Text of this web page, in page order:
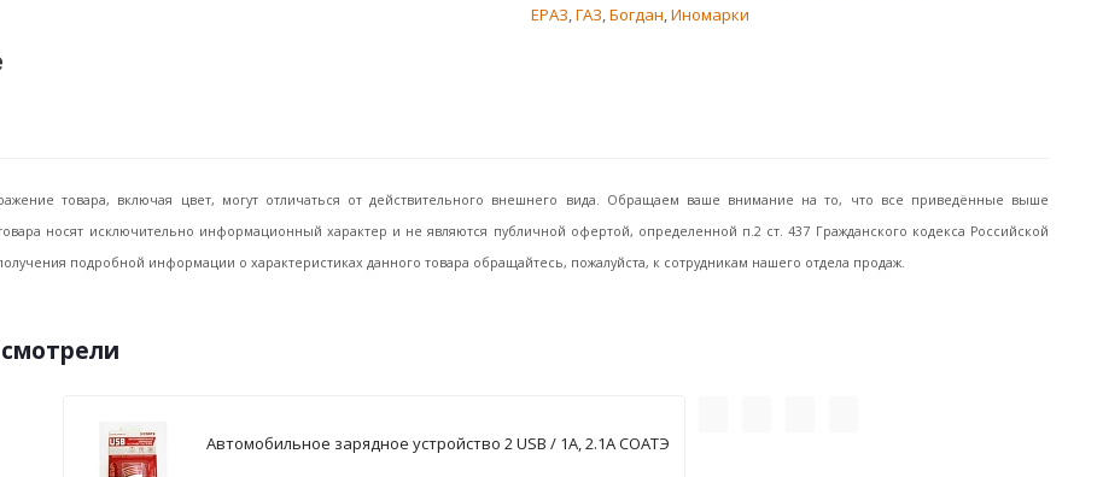
ЕРАЗ,ГАЗ,Богдан,Иномарки
товара, включая цвет, могут отличаться от действительного внешнего вида. Обращаем ваше внимание на то, что все приведённые выше
носят исключительно информационный характер и не являются публичной офертой, определенной п.2 ст. 437 Гражданского кодекса Российской
подробной информации о характеристиках данного товара обращайтесь, пожалуйста, к сотрудникам нашего отдела продаж.
Автомобильное зарядное устройство 2 USB / 1А, 2.1А СОАТЭ